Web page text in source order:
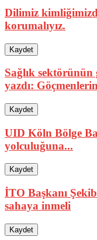
Dilimiz
korumalıyız.
Kaydet
Sağlık
yazdı:
Kaydet
UID Köln Bölge
yolculuğuna...
Kaydet
İTO Başkanı
sahaya inmeli
Kaydet